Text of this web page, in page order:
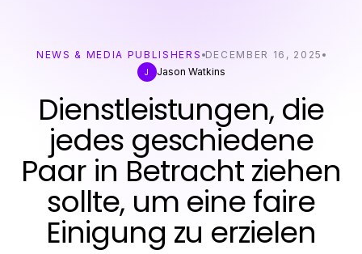
NEWS & MEDIA PUBLISHERS DECEMBER 16, 2025
J
Jason Watkins
Dienstleistungen, die
jedes geschiedene
Paar in Betracht ziehen
sollte, um eine faire
Einigung zu erzielen